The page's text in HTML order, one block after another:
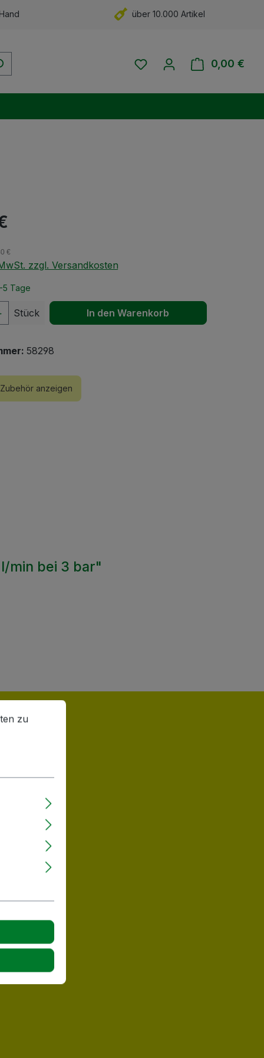
über 10.000 Artikel
Du hast 0 Produkte auf
0,00 €
€
zzgl. Versandkosten
5 Tage
Gib den gewünschten Wert
Stück In den Warenkorb
58298
anzeigen
min bei 3 bar"
zu können.
Mehr Informationen ...
zu